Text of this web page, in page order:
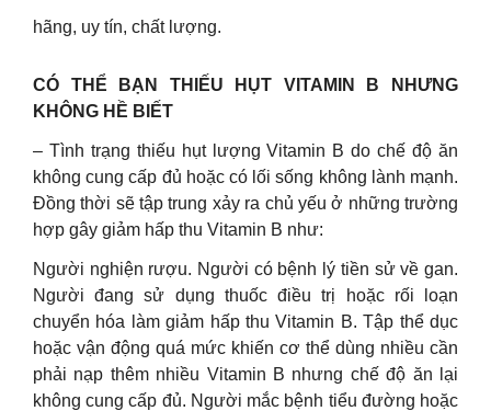
hãng, uy tín, chất lượng.
CÓ THỂ BẠN THIẾU HỤT VITAMIN B NHƯNG
KHÔNG HỀ BIẾT
– Tình trạng thiếu hụt lượng Vitamin B do chế độ ăn
không cung cấp đủ hoặc có lối sống không lành mạnh.
Đồng thời sẽ tập trung xảy ra chủ yếu ở những trường
hợp gây giảm hấp thu Vitamin B như:
Người nghiện rượu. Người có bệnh lý tiền sử về gan.
Người đang sử dụng thuốc điều trị hoặc rối loạn
chuyển hóa làm giảm hấp thu Vitamin B. Tập thể dục
hoặc vận động quá mức khiến cơ thể dùng nhiều cần
phải nạp thêm nhiều Vitamin B nhưng chế độ ăn lại
không cung cấp đủ. Người mắc bệnh tiểu đường hoặc